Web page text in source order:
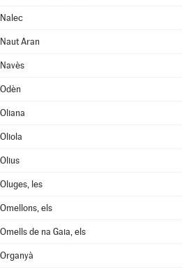
Nalec
Naut Aran
Navès
Odèn
Oliana
Oliola
Olius
Oluges, les
Omellons, els
Omells de na Gaia, els
Organyà